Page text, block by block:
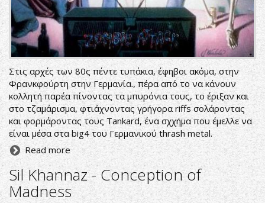
Στις αρχές των 80ς πέντε τυπάκια, έφηβοι ακόμα, στην
Φρανκφούρτη στην Γερμανία., πέρα από το να κάνουν
κολλητή παρέα πίνοντας τα μπυρόνια τους, το έριξαν και
στο τζαμάρισμα, φτιάχνοντας γρήγορα riffs σολάροντας
και φορμάροντας τους Tankard, ένα σχχήμα που έμελλε να
είναι μέσα στα big4 του Γερμανικού thrash metal.
Read more
Sil Khannaz - Conception of
Madness